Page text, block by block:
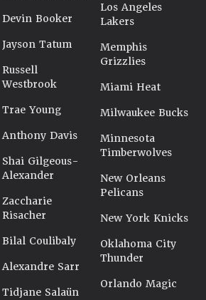
Devin Booker
Jayson Tatum
Russell
Westbrook
Trae Young
Anthony Davis
Shai Gilgeous-
Alexander
Zaccharie
Risacher
Bilal Coulibaly
Alexandre Sarr
Tidjane Salaün
Los Angeles
Lakers
Memphis
Grizzlies
Miami Heat
Milwaukee Bucks
Minnesota
Timberwolves
New Orleans
Pelicans
New York Knicks
Oklahoma City
Thunder
Orlando Magic